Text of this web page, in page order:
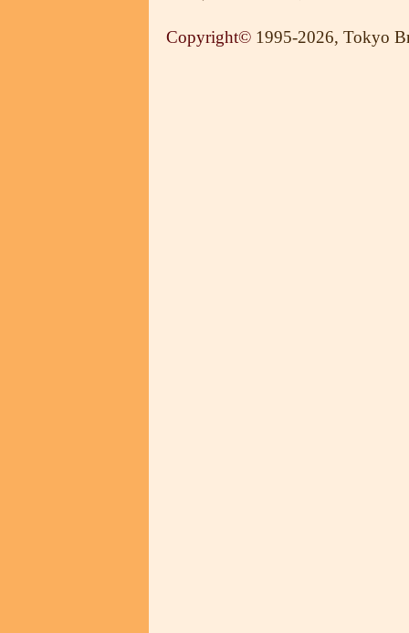
Copyright© 1995-2026, Tokyo